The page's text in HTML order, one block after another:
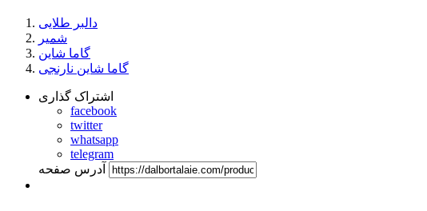
دالبر طلایی
شمیر
گاما شاین
گاما شاین نارنجی
اشتراک گذاری
facebook
twitter
whatsapp
telegram
آدرس صفحه